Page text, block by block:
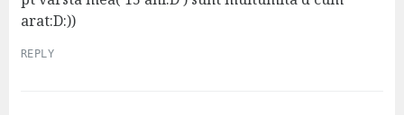
arat:D:))
REPLY